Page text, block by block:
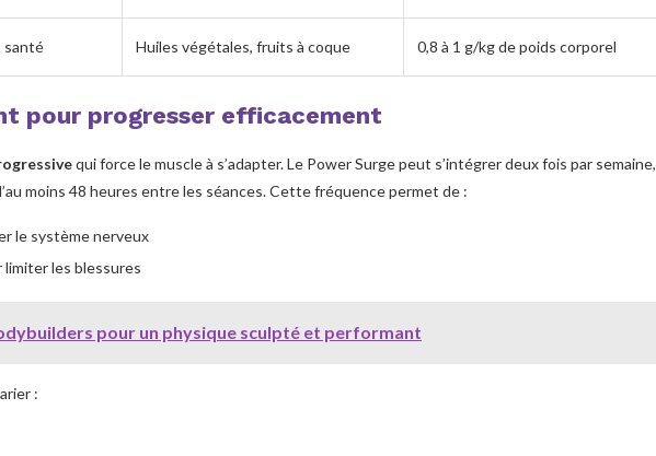
santé Huiles végétales, fruits à coque 0,8 à 1 g/kg de poids corporel
pour progresser efficacement
qui force le muscle à s’adapter. Le Power Surge peut s’intégrer deux fois par semaine,
moins 48 heures entre les séances. Cette fréquence permet de :
le système nerveux
limiter les blessures
pour un physique sculpté et performant
: